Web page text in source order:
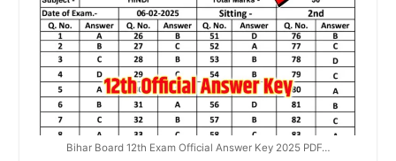
Bihar Board 12th Exam Official Answer Key 2025 PDF…